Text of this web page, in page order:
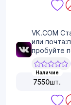
VK.COM
или
пробуйте
Наличие
7550шт.